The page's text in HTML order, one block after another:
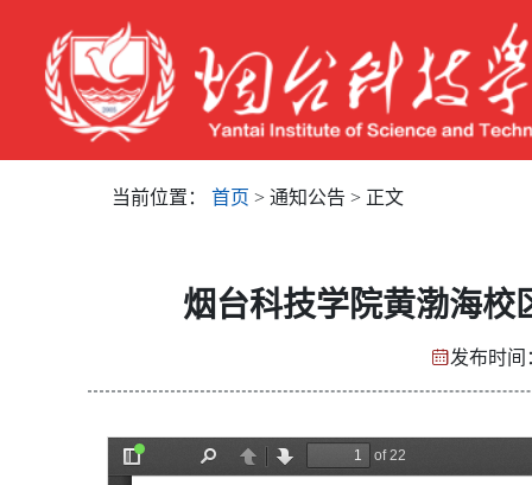
当前位置： 首页 > 通知公告 > 正文
烟台科技学院黄渤海校
发布时